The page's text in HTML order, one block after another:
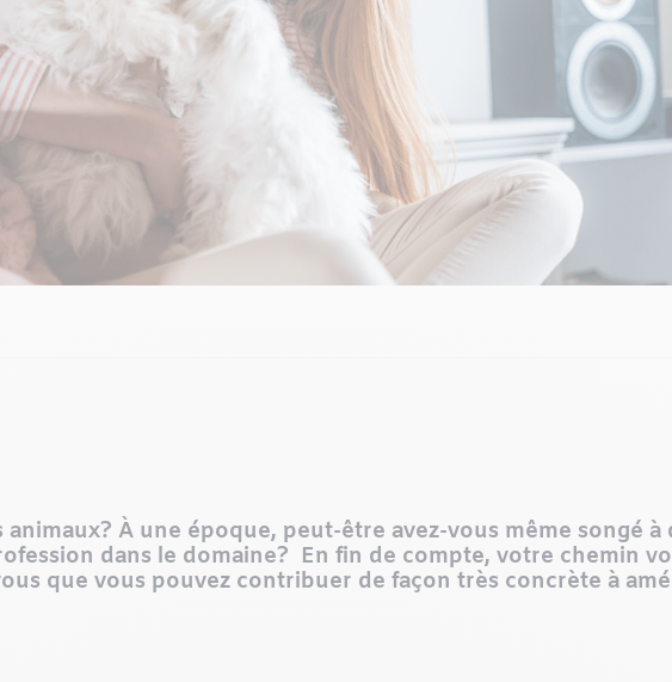
À une époque, peut-être avez-vous même songé
dans le domaine? En fin de compte, votre chemin
que vous pouvez contribuer de façon très concrète à